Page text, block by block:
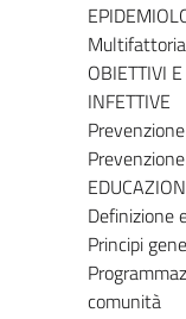
OBIETTIVI
INFETTIVE
Definizione
Principi
comunità